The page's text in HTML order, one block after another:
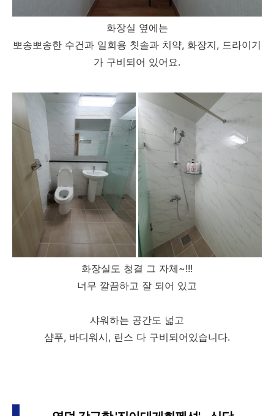
화장실 옆에는
뽀송뽀송한 수건과 일회용 칫솔과 치약, 화장지, 드라이기
가 구비되어 있어요.
화장실도 청결 그 자체~!!!
너무 깔끔하고 잘 되어 있고
샤워하는 공간도 넓고
샴푸, 바디워시, 린스 다 구비되어있습니다.